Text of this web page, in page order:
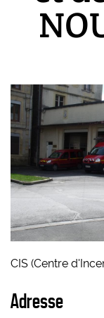
CIS (Centre
Adresse